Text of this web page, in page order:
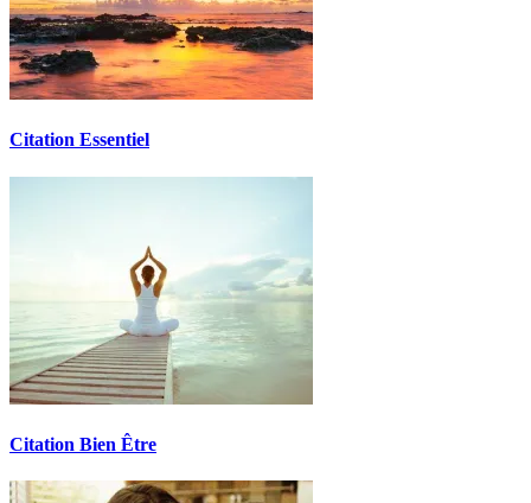
Citation Essentiel
Citation Bien Être